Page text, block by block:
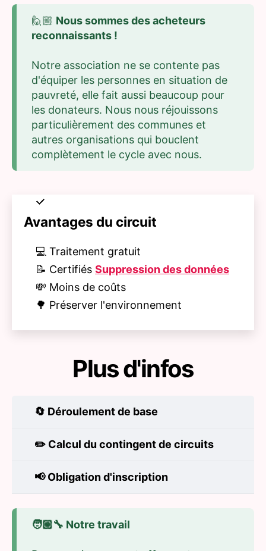
🙋🏼 Nous sommes des acheteurs
reconnaissants !
Notre association ne se contente pas
d'équiper les personnes en situation de
pauvreté, elle fait aussi beaucoup pour
les donateurs. Nous nous réjouissons
particulièrement des communes et
autres organisations qui bouclent
complètement le cycle avec nous.
Avantages du circuit
💻 Traitement gratuit
📝 Certifiés Suppression des données
💸 Moins de coûts
🌳 Préserver l'environnement
Plus d'infos
🔄 Déroulement de base
✏️ Calcul du contingent de circuits
📢 Obligation d'inscription
🧑🏼‍🔧 Notre travail